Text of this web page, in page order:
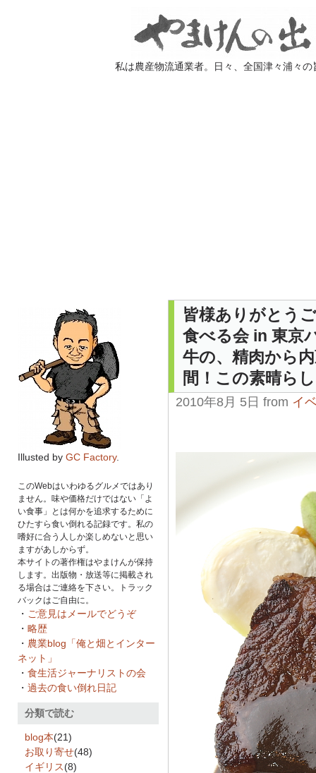
私は農産物流通業者。日々、全国津々浦々
皆様ありがとう
食べる会 in 東
牛の、精肉から
間！この素晴ら
2010年8月 5日 from イ
Illusted by GC Factory.
このWebはいわゆるグルメではあり
ません。味や価格だけではない「よ
い食事」とは何かを追求するために
ひたすら食い倒れる記録です。私の
嗜好に合う人しか楽しめないと思い
ますがあしからず。
本サイトの著作権はやまけんが保持
します。出版物・放送等に掲載され
る場合はご連絡を下さい。トラック
バックはご自由に。
・ ご意見はメールでどうぞ
・ 略歴
・ 農業blog「俺と畑とインター
ネット」
・ 食生活ジャーナリストの会
・ 過去の食い倒れ日記
分類で読む
blog本(21)
お取り寄せ(48)
イギリス(8)